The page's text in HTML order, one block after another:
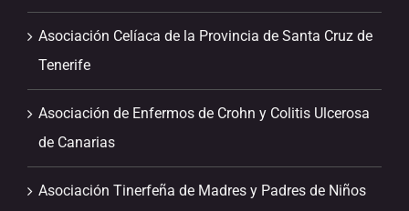
Asociación Celíaca de la Provincia de Santa Cruz de
Tenerife
Asociación de Enfermos de Crohn y Colitis Ulcerosa
de Canarias
Asociación Tinerfeña de Madres y Padres de Niños